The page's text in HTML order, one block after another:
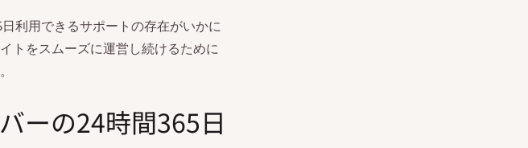
利用できるサポートの存在がいかに
トをスムーズに運営し続けるために
ーの24時間365日